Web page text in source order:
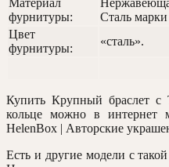
фурнитуры:
Сталь
Цвет
фурнитуры:
«сталь».
Купить Крупный браслет
кольце можно в интернет
HelenBox | Авторские
Есть и другие модели с